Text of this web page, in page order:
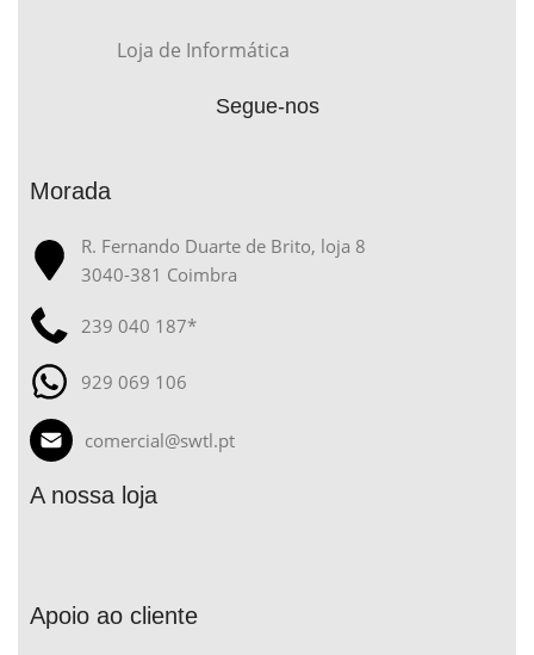
Loja de Informática
Segue-nos
Morada
R. Fernando Duarte de Brito, loja 8
3040-381 Coimbra
239 040 187*
929 069 106
comercial@swtl.pt
A nossa loja
Apoio ao cliente